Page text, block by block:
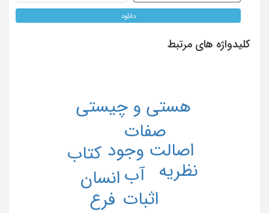
دانلود
کلیدواژه های مرتبط
آب
اثبات
اصالت وجود
انسان
صفات
فرع
نظریه
هستی و چیستی
کتاب